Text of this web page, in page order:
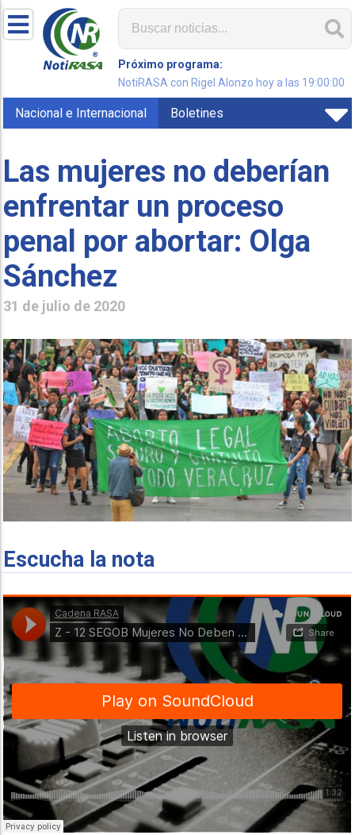
Próximo programa:
NotiRASA con Rigel Alonzo hoy a las 19:00:00
Nacional e Internacional Boletines
Las mujeres no deberían
enfrentar un proceso
penal por abortar: Olga
Sánchez
31 de julio de 2020
Escucha la nota